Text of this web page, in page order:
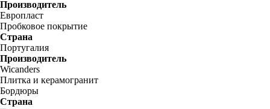
Производитель
Европласт
Пробковое покрытие
Страна
Португалия
Производитель
Wicanders
Плитка и керамогранит
Бордюры
Страна